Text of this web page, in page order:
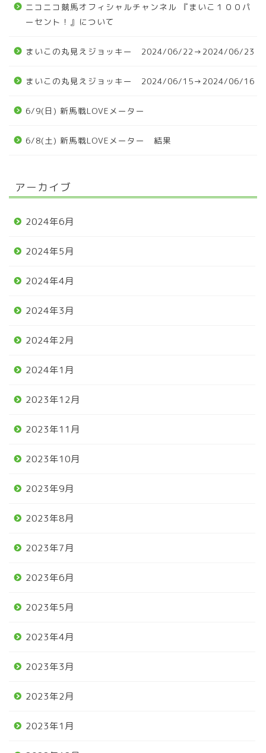
ニコニコ競馬オフィシャルチャンネル 『まいこ１００パ
ーセント！』について
まいこの丸見えジョッキー 2024/06/22→2024/06/23
まいこの丸見えジョッキー 2024/06/15→2024/06/16
6/9(日) 新馬戦LOVEメーター
6/8(土) 新馬戦LOVEメーター 結果
アーカイブ
2024年6月
2024年5月
2024年4月
2024年3月
2024年2月
2024年1月
2023年12月
2023年11月
2023年10月
2023年9月
2023年8月
2023年7月
2023年6月
2023年5月
2023年4月
2023年3月
2023年2月
2023年1月